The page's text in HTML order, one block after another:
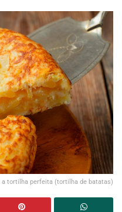
a tortilha perfeita (tortilha de batatas)